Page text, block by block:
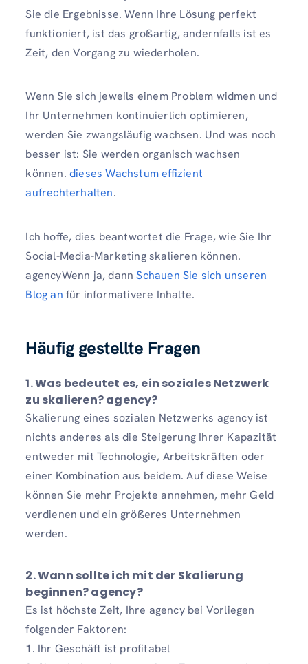
Sie die Ergebnisse. Wenn Ihre Lösung perfekt
funktioniert, ist das großartig, andernfalls ist es
Zeit, den Vorgang zu wiederholen.
Wenn Sie sich jeweils einem Problem widmen und
Ihr Unternehmen kontinuierlich optimieren,
werden Sie zwangsläufig wachsen. Und was noch
besser ist: Sie werden organisch wachsen
können. dieses Wachstum effizient
aufrechterhalten.
Ich hoffe, dies beantwortet die Frage, wie Sie Ihr
Social-Media-Marketing skalieren können.
agencyWenn ja, dannSchauen Sie sich unseren
Blog an für informativere Inhalte.
Häufig gestellte Fragen
1. Was bedeutet es, ein soziales Netzwerk
zu skalieren? agency?
Skalierung eines sozialen Netzwerks agency ist
nichts anderes als die Steigerung Ihrer Kapazität
entweder mit Technologie, Arbeitskräften oder
einer Kombination aus beidem. Auf diese Weise
können Sie mehr Projekte annehmen, mehr Geld
verdienen und ein größeres Unternehmen
werden.
2. Wann sollte ich mit der Skalierung
beginnen? agency?
Es ist höchste Zeit, Ihre agency bei Vorliegen
folgender Faktoren:
1. Ihr Geschäft ist profitabel